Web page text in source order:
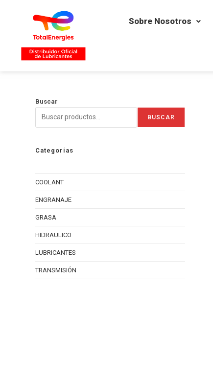
Sobre Nosotros
Buscar
BUSCAR
Categorías
COOLANT
ENGRANAJE
GRASA
HIDRAULICO
LUBRICANTES
TRANSMISIÓN